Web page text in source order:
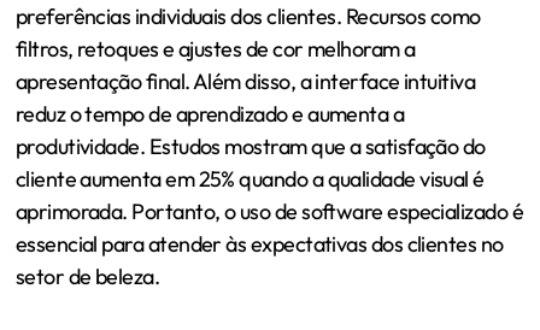
preferências individuais dos clientes. Recursos como
filtros, retoques e ajustes de cor melhoram a
apresentação final. Além disso, a interface intuitiva
reduz o tempo de aprendizado e aumenta a
produtividade. Estudos mostram que a satisfação do
cliente aumenta em 25% quando a qualidade visual é
aprimorada. Portanto, o uso de software especializado é
essencial para atender às expectativas dos clientes no
setor de beleza.